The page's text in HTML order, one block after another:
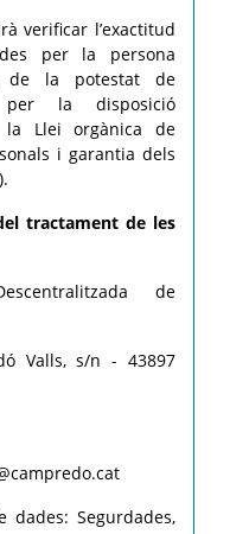
verificar l’exactitud
per la persona
de la potestat de
per la disposició
Llei orgànica de
i garantia dels
tractament de les
de
Valls, s/n - 43897
dades: Segurdades,